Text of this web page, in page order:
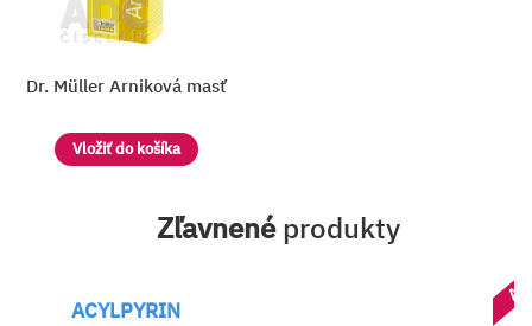
Dr. Müller Arniková masť
Vložiť do košíka
Zľavnenéprodukty
ACYLPYRIN